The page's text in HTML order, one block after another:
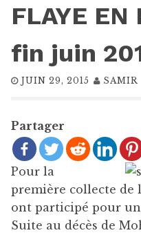
FLAYE EN
fin juin
JUIN 29, 2015 SAMIR
Partager
Pour la
première collecte de
ont participé pour un
Suite au décès de